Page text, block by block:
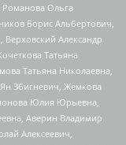
Ольга
Борис Альбертович,
Александр
Татьяна
Татьяна Николаевна,
Збигневич, Жемкова
Юлия Юрьевна,
Аверин Владимир
Алексеевич,